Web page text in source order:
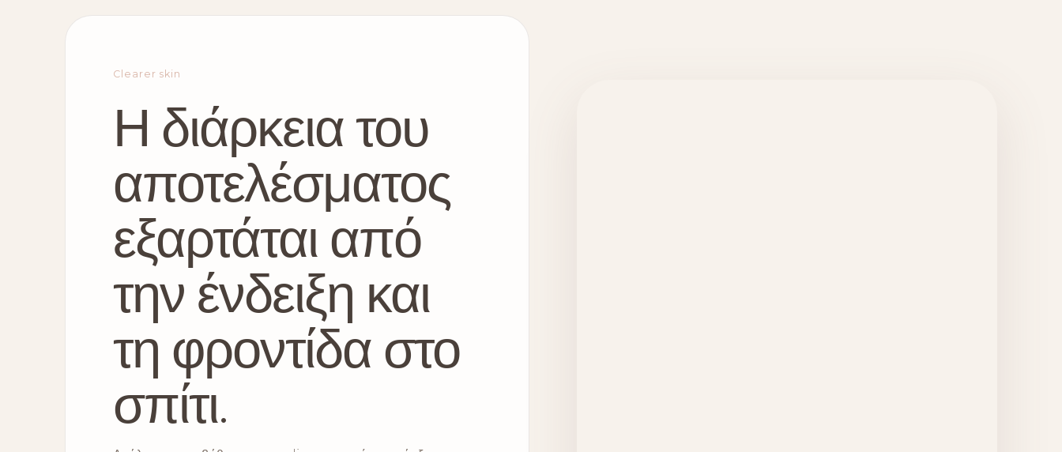
Clearer skin
Η διάρκεια του
αποτελέσματος
εξαρτάται από
την ένδειξη και
τη φροντίδα στο
σπίτι.